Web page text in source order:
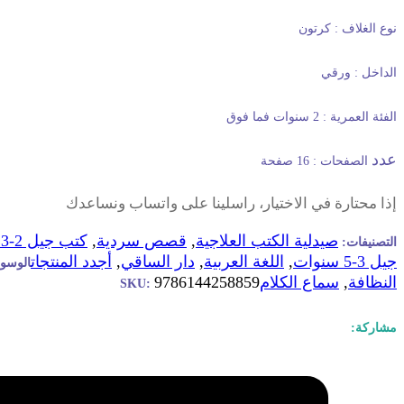
نوع الغلاف : كرتون
الداخل : ورقي
الفئة العمرية : 2 سنوات فما فوق
عدد الصفحات : 16 صفحة
إذا محتارة في الاختيار، راسلينا على واتساب ونساعدك
التصنيفات: صيدلية الكتب العلاجية, قصص سردية, كتب جيل 2-3 سنوات
جيل 3-5 سنوات
, اللغة العربية, دار الساقي, أجدد المنتجات
النظافة, سماع الكلام SKU: 9786144258859
مشاركة: